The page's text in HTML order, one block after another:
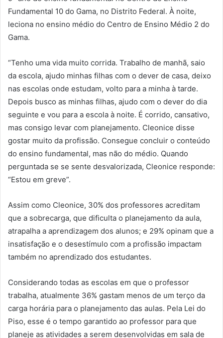
Fundamental 10 do Gama, no Distrito Federal. À noite,
leciona no ensino médio do Centro de Ensino Médio 2 do
Gama.
“Tenho uma vida muito corrida. Trabalho de manhã, saio
da escola, ajudo minhas filhas com o dever de casa, deixo
nas escolas onde estudam, volto para a minha à tarde.
Depois busco as minhas filhas, ajudo com o dever do dia
seguinte e vou para a escola à noite. É corrido, cansativo,
mas consigo levar com planejamento. Cleonice disse
gostar muito da profissão. Consegue concluir o conteúdo
do ensino fundamental, mas não do médio. Quando
perguntada se se sente desvalorizada, Cleonice responde:
“Estou em greve”.
Assim como Cleonice, 30% dos professores acreditam
que a sobrecarga, que dificulta o planejamento da aula,
atrapalha a aprendizagem dos alunos; e 29% opinam que a
insatisfação e o desestímulo com a profissão impactam
também no aprendizado dos estudantes.
Considerando todas as escolas em que o professor
trabalha, atualmente 36% gastam menos de um terço da
carga horária para o planejamento das aulas. Pela Lei do
Piso, esse é o tempo garantido ao professor para que
planeje as atividades a serem desenvolvidas em sala de